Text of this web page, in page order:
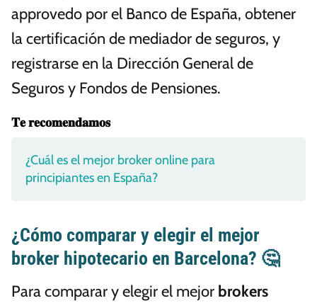
approvedo por el Banco de España, obtener
la certificación de mediador de seguros, y
registrarse en la Dirección General de
Seguros y Fondos de Pensiones.
𝐓𝐞 𝐫𝐞𝐜𝐨𝐦𝐞𝐧𝐝𝐚𝐦𝐨𝐬
¿Cuál es el mejor broker online para
principiantes en España?
¿Cómo comparar y elegir el mejor
broker hipotecario en Barcelona? 🤔
Para comparar y elegir el mejor brokers